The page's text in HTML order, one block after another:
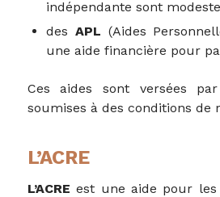
indépendante sont
des APL (Aides
une aide financière pour
Ces aides sont versées
soumises à des conditions de
L’ACRE
L’ACRE est une aide pour les